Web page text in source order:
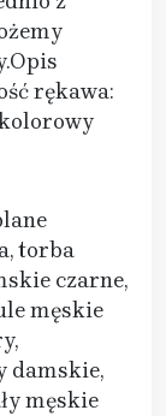
rękawa:
torba
czarne,
męskie
damskie,
męskie